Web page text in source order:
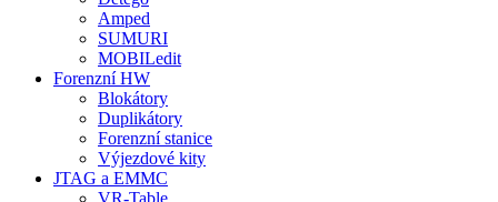
Amped
SUMURI
MOBILedit
Forenzní HW
Blokátory
Duplikátory
Forenzní stanice
Výjezdové kity
JTAG a EMMC
VR-Table